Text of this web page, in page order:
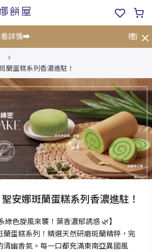
詳情➡️ 禮餅券
蘭蛋糕系列香濃進駐！
安娜斑蘭蛋糕系列香濃進駐！
綠色旋風來襲！葉香濃郁誘惑 🌿】
蘭蛋糕系列！精選天然研磨斑蘭精粹，完
清幽香氣。每一口都充滿東南亞異國風